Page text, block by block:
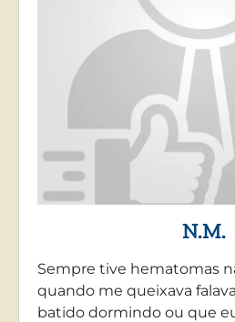
N.M.
Sempre tive hematomas
quando me queixava
batido dormindo ou que